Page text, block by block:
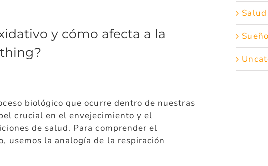
y cómo afecta a la
biológico que ocurre dentro de nuestras
crucial en el envejecimiento y el
de salud. Para comprender el
usemos la analogía de la respiración